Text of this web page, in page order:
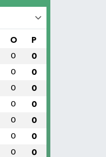
O P
0 0
0 0
0 0
0 0
0 0
0 0
0 0